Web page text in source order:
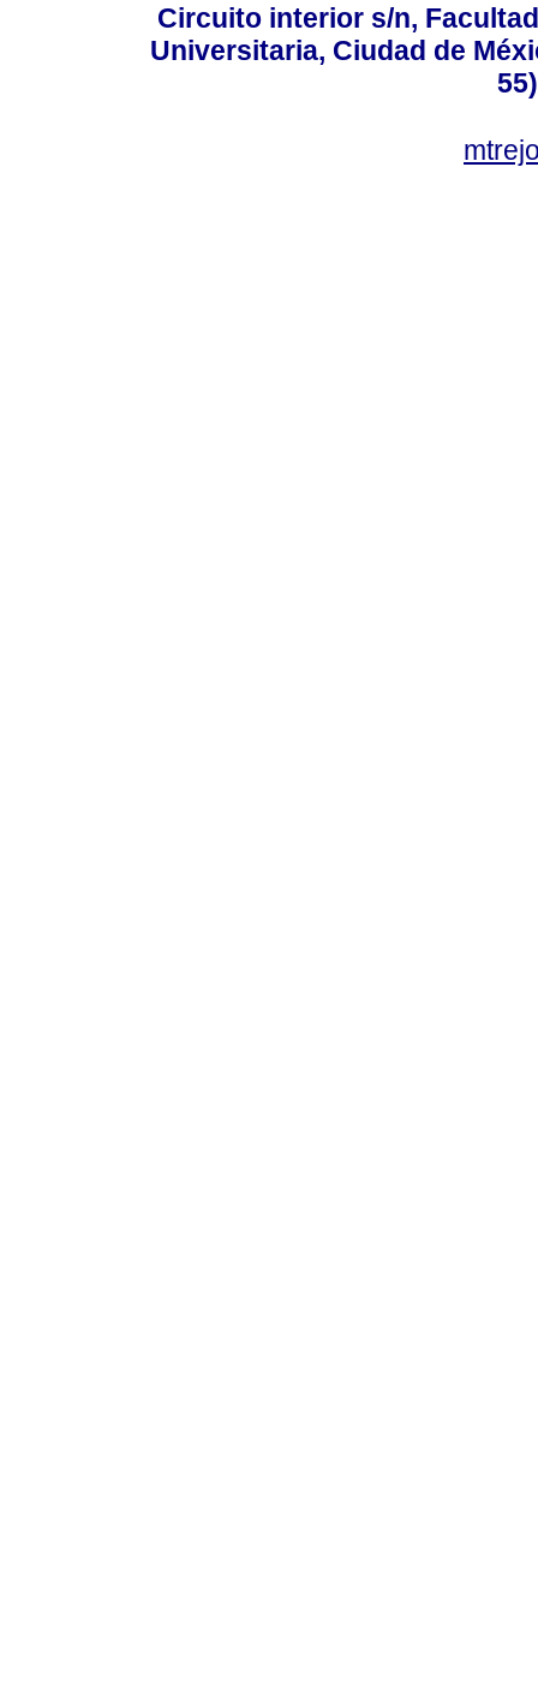
Circuito interior s/n,
Universitaria, Ciudad de